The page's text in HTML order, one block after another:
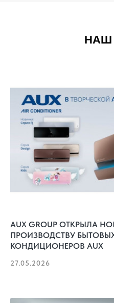
НАШ
AUX GROUP ОТКРЫЛА
ПРОИЗВОДСТВУ
КОНДИЦИОНЕРОВ AUX
27.05.2026